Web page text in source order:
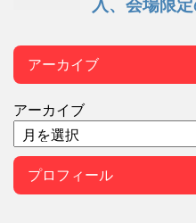
アーカイブ
アーカイブ
プロフィール